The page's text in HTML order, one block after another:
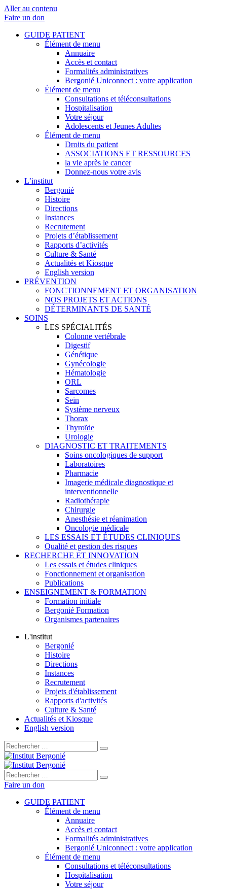
Aller au contenu
Faire un don
GUIDE PATIENT
Élément de menu
Annuaire
Accès et contact
Formalités administratives
Bergonié Uniconnect : votre application
Élément de menu
Consultations et téléconsultations
Hospitalisation
Votre séjour
Adolescents et Jeunes Adultes
Élément de menu
Droits du patient
ASSOCIATIONS ET RESSOURCES
la vie après le cancer
Donnez-nous votre avis
L’institut
Bergonié
Histoire
Directions
Instances
Recrutement
Projets d’établissement
Rapports d’activités
Culture & Santé
Actualités et Kiosque
English version
PRÉVENTION
FONCTIONNEMENT ET ORGANISATION
NOS PROJETS ET ACTIONS
DÉTERMINANTS DE SANTÉ
SOINS
LES SPÉCIALITÉS
Colonne vertébrale
Digestif
Génétique
Gynécologie
Hématologie
ORL
Sarcomes
Sein
Système nerveux
Thorax
Thyroïde
Urologie
DIAGNOSTIC ET TRAITEMENTS
Soins oncologiques de support
Laboratoires
Pharmacie
Imagerie médicale diagnostique et
interventionnelle
Radiothérapie
Chirurgie
Anesthésie et réanimation
Oncologie médicale
LES ESSAIS ET ÉTUDES CLINIQUES
Qualité et gestion des risques
RECHERCHE ET INNOVATION
Les essais et études cliniques
Fonctionnement et organisation
Publications
ENSEIGNEMENT & FORMATION
Formation initiale
Bergonié Formation
Organismes partenaires
L'institut
Bergonié
Histoire
Directions
Instances
Recrutement
Projets d'établissement
Rapports d'activités
Culture & Santé
Actualités et Kiosque
English version
Rechercher :
Rechercher :
Faire un don
GUIDE PATIENT
Élément de menu
Annuaire
Accès et contact
Formalités administratives
Bergonié Uniconnect : votre application
Élément de menu
Consultations et téléconsultations
Hospitalisation
Votre séjour